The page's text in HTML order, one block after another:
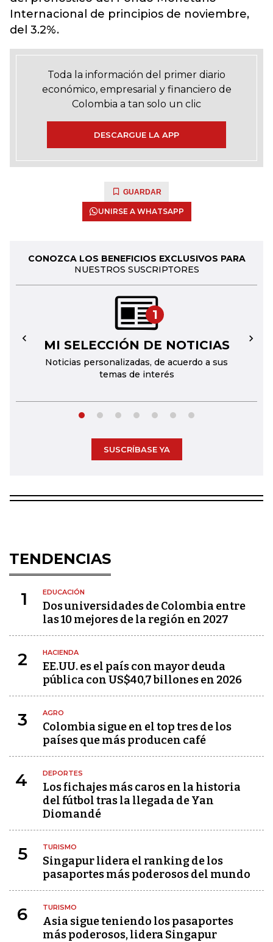
Internacional de principios de noviembre,
del 3.2%.
Toda la información del primer diario
económico, empresarial y financiero de
Colombia a tan solo un clic
DESCARGUE LA APP
GUARDAR
UNIRSE A WHATSAPP
CONOZCA LOS BENEFICIOS EXCLUSIVOS PARA
NUESTROS SUSCRIPTORES
1
MI SELECCIÓN DE NOTICIAS
Noticias personalizadas, de acuerdo a sus
temas de interés
← →
SUSCRÍBASE YA
TENDENCIAS
1 EDUCACIÓN
Dos universidades de Colombia entre
las 10 mejores de la región en 2027
2 HACIENDA
EE.UU. es el país con mayor deuda
pública con US$40,7 billones en 2026
3 AGRO
Colombia sigue en el top tres de los
países que más producen café
4 DEPORTES
Los fichajes más caros en la historia
del fútbol tras la llegada de Yan
Diomandé
5 TURISMO
Singapur lidera el ranking de los
pasaportes más poderosos del mundo
6 TURISMO
Asia sigue teniendo los pasaportes
más poderosos, lidera Singapur